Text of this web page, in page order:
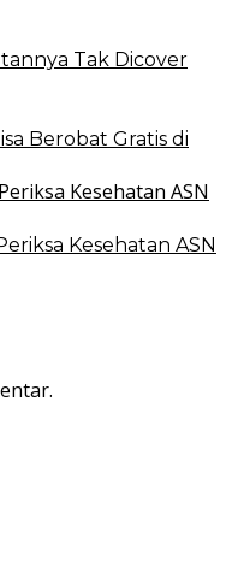
Tak Dicover
Berobat Gratis di
Kesehatan ASN